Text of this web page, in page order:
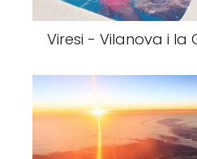
Viresi - Vilanova i la